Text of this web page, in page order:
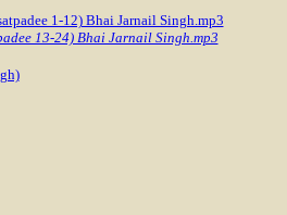
1-12) Bhai Jarnail Singh.mp3
13-24) Bhai Jarnail Singh.mp3